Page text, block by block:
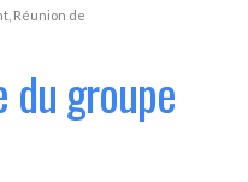
, Réunion de
du groupe